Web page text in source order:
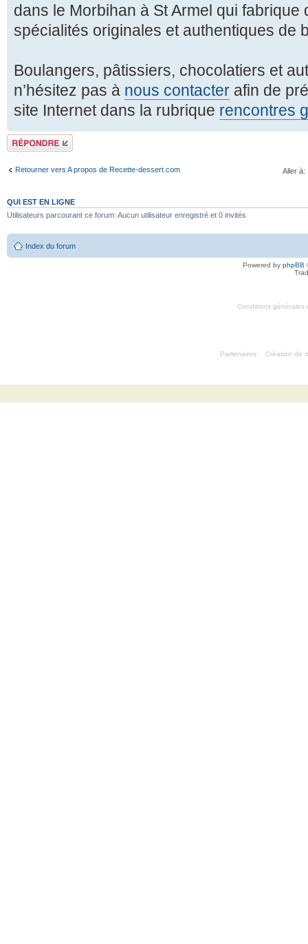
dans le Morbihan à St Armel qui
spécialités originales et authentiques de
Boulangers, pâtissiers, chocolatiers et
n’hésitez pas à nous contacter afin de
site Internet dans la rubrique rencontres
Répondre
Retourner vers A propos de Recette-dessert.com Aller à:
QUI EST EN LIGNE
Utilisateurs parcourant ce forum: Aucun utilisateur enregistré et 0 invités
Index du forum
Powered by phpBB
Conditions générales
Partenaires : Création de